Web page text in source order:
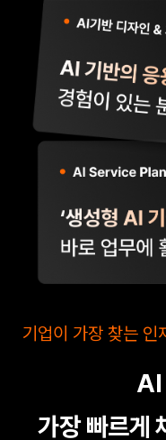
기업이 가장 찾는 인
AI
가장 빠르게